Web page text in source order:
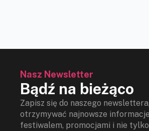
Nasz Newsletter
Bądź na bieżąco
Zapisz się do naszego
otrzymywać najnowsze
festiwalem, promocjami i nie